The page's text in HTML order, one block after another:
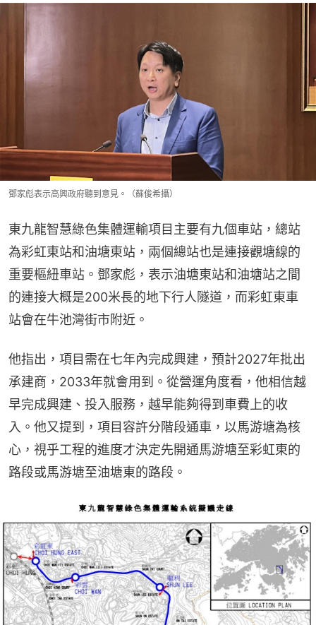
鄧家彪表示高興政府聽到意見。（蘇俊希攝）
東九龍智慧綠色集體運輸項目主要有九個車站，總站
為彩虹東站和油塘東站，兩個總站也是連接觀塘線的
重要樞紐車站。鄧家彪，表示油塘東站和油塘站之間
的連接大概是200米長的地下行人隧道，而彩虹東車
站會在牛池灣街市附近。
他指出，項目需在七年內完成興建，預計2027年批出
承建商，2033年就會用到。從營運角度看，他相信越
早完成興建、投入服務，越早能夠得到車費上的收
入。他又提到，項目容許分階段通車，以馬游塘為核
心，視乎工程的進度才決定先開通馬游塘至彩虹東的
路段或馬游塘至油塘東的路段。